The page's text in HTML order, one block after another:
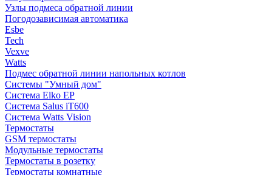
Узлы подмеса обратной линии
Погодозависимая автоматика
Esbe
Tech
Vexve
Watts
Подмес обратной линии напольных котлов
Системы "Умный дом"
Система Elko EP
Система Salus iT600
Система Watts Vision
Термостаты
GSM термостаты
Модульные термостаты
Термостаты в розетку
Термостаты комнатные